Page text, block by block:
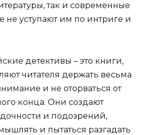
так и современные
не уступают им по интриге и
детективы – это книги,
читателя держать весьма
и не оторваться от
конца. Они создают
и подозрений,
и пытаться разгадать